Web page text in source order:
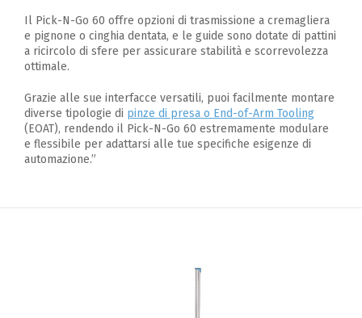
Il Pick-N-Go 60 offre opzioni di trasmissione a cremagliera
e pignone o cinghia dentata, e le guide sono dotate di pattini
a ricircolo di sfere per assicurare stabilità e scorrevolezza
ottimale.
Grazie alle sue interfacce versatili, puoi facilmente montare
diverse tipologie di pinze di presa o End-of-Arm Tooling
(EOAT), rendendo il Pick-N-Go 60 estremamente modulare
e flessibile per adattarsi alle tue specifiche esigenze di
automazione.”